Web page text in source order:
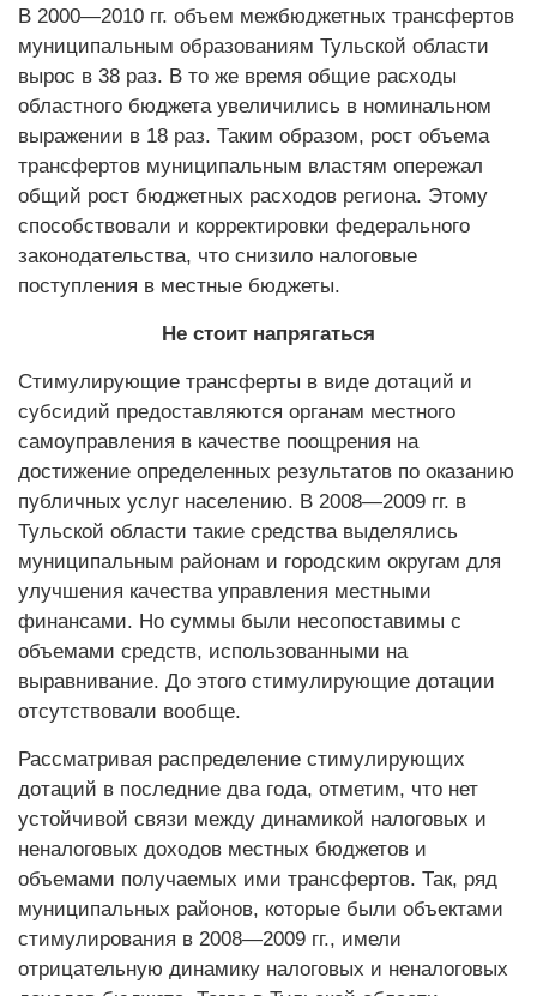
В 2000—2010 гг. объем межбюджетных трансфертов
муниципальным образованиям Тульской области
вырос в 38 раз. В то же время общие расходы
областного бюджета увеличились в номинальном
выражении в 18 раз. Таким образом, рост объема
трансфертов муниципальным властям опережал
общий рост бюджетных расходов региона. Этому
способствовали и корректировки федерального
законодательства, что снизило налоговые
поступления в местные бюджеты.
Не стоит напрягаться
Стимулирующие трансферты в виде дотаций и
субсидий предоставляются органам местного
самоуправления в качестве поощрения на
достижение определенных результатов по оказанию
публичных услуг населению. В 2008—2009 гг. в
Тульской области такие средства выделялись
муниципальным районам и городским округам для
улучшения качества управления местными
финансами. Но суммы были несопоставимы с
объемами средств, использованными на
выравнивание. До этого стимулирующие дотации
отсутствовали вообще.
Рассматривая распределение стимулирующих
дотаций в последние два года, отметим, что нет
устойчивой связи между динамикой налоговых и
неналоговых доходов местных бюджетов и
объемами получаемых ими трансфертов. Так, ряд
муниципальных районов, которые были объектами
стимулирования в 2008—2009 гг., имели
отрицательную динамику налоговых и неналоговых